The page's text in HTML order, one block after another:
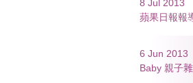
8 Jul 2013
蘋果日報報
6 Jun 2013
Baby 親子